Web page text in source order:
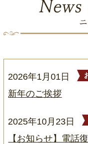
2026年1月01日
新年のご挨拶
2025年10月23日
【お知らせ】電話